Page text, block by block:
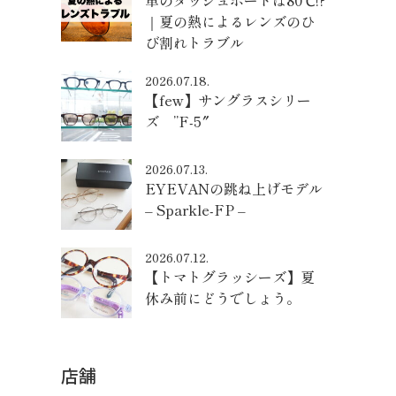
｜夏の熱によるレンズのひ
び割れトラブル
2026.07.18.
【few】サングラスシリー
ズ ”F-5″
2026.07.13.
EYEVANの跳ね上げモデル
– Sparkle-FP –
2026.07.12.
【トマトグラッシーズ】夏
休み前にどうでしょう。
店舗